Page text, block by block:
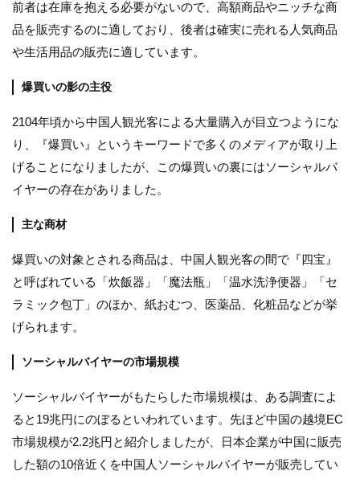
前者は在庫を抱える必要がないので、高額商品やニッチな商
品を販売するのに適しており、後者は確実に売れる人気商品
や生活用品の販売に適しています。
爆買いの影の主役
2104年頃から中国人観光客による大量購入が目立つようにな
り、『爆買い』というキーワードで多くのメディアが取り上
げることになりましたが、この爆買いの裏にはソーシャルバ
イヤーの存在がありました。
主な商材
爆買いの対象とされる商品は、中国人観光客の間で『四宝』
と呼ばれている「炊飯器」「魔法瓶」「温水洗浄便器」「セ
ラミック包丁」のほか、紙おむつ、医薬品、化粧品などが挙
げられます。
ソーシャルバイヤーの市場規模
ソーシャルバイヤーがもたらした市場規模は、ある調査によ
ると19兆円にのぼるといわれています。先ほど中国の越境EC
市場規模が2.2兆円と紹介しましたが、日本企業が中国に販売
した額の10倍近くを中国人ソーシャルバイヤーが販売してい